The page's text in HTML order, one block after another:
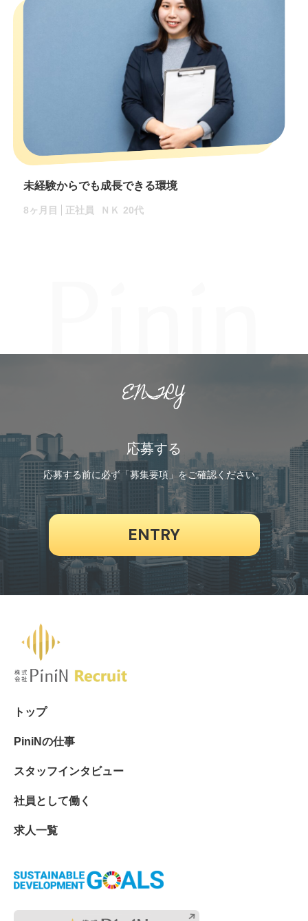
未経験からでも成長できる環境
8ヶ月目 正社員 ＮＫ 20代
ENTRY
応募する
応募する前に必ず「募集要項」をご確認ください。
ENTRY
トップ
PiniNの仕事
スタッフインタビュー
社員として働く
求人一覧